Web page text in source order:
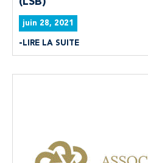
juin 28, 2021
LIRE LA SUITE